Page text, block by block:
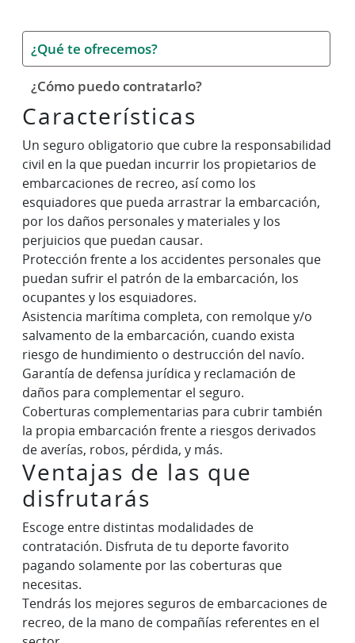
¿Qué te ofrecemos?
¿Cómo puedo contratarlo?
Características
Un seguro obligatorio que cubre la responsabilidad
civil en la que puedan incurrir los propietarios de
embarcaciones de recreo, así como los
esquiadores que pueda arrastrar la embarcación,
por los daños personales y materiales y los
perjuicios que puedan causar.
Protección frente a los accidentes personales que
puedan sufrir el patrón de la embarcación, los
ocupantes y los esquiadores.
Asistencia marítima completa, con remolque y/o
salvamento de la embarcación, cuando exista
riesgo de hundimiento o destrucción del navío.
Garantía de defensa jurídica y reclamación de
daños para complementar el seguro.
Coberturas complementarias para cubrir también
la propia embarcación frente a riesgos derivados
de averías, robos, pérdida, y más.
Ventajas de las que
disfrutarás
Escoge entre distintas modalidades de
contratación. Disfruta de tu deporte favorito
pagando solamente por las coberturas que
necesitas.
Tendrás los mejores seguros de embarcaciones de
recreo, de la mano de compañías referentes en el